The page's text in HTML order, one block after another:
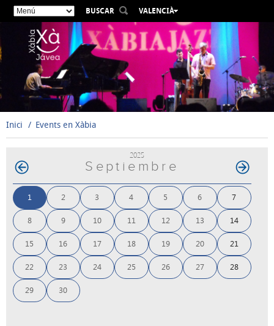
BUSCAR
VALENCIÀ
ESPAÑOL
ENGLISH
DEUTSCH
РУССКИЙ
Inici Events en Xàbia
2025
Septiembre
1 2 3 4 5 6 7
8 9 10 11 12 13 14
15 16 17 18 19 20 21
22 23 24 25 26 27 28
29 30